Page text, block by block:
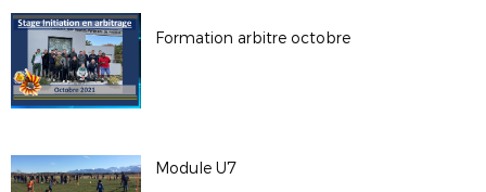
Formation arbitre octobre
Module U7